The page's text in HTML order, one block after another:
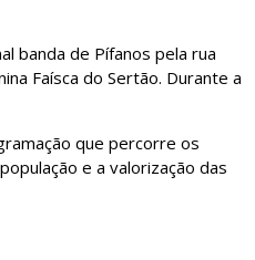
banda de Pífanos pela rua
Faísca do Sertão. Durante a
que percorre os
e a valorização das